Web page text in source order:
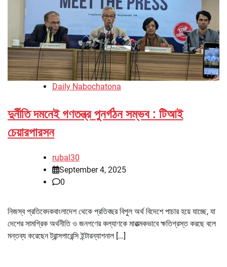
Daily Nabochatona
দুর্নীতি দমনেই গণতন্ত্র পুনর্গঠন সম্ভব : টিআই
চেয়ারপারসন
rubal30
September 4, 2025
0
নিজস্ব প্রতিবেদকবাংলাদেশ থেকে প্রতিবছর বিপুল অর্থ বিদেশে পাচার হয়ে যাচ্ছে, যা
দেশের সামগ্রিক অর্থনীতি ও জনগণের কল্যাণকে মারাত্মকভাবে ক্ষতিগ্রস্ত করছে বলে
মন্তব্য করেছেন ট্রান্সপারেন্সি ইন্টারন্যাশনাল […]